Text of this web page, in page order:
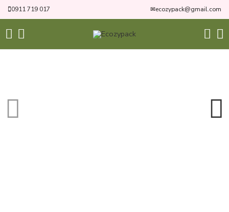
0911 719 017 ✉ecozypack@gmail.com